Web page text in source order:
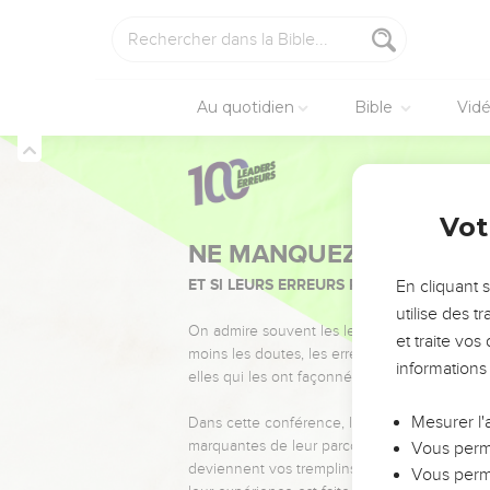
Au quotidien Bible
NE MANQUEZ PAS
ET SI LEURS ERREURS POUVAIENT VOUS
On admire souvent les leaders pour leurs
moins les doutes, les erreurs et les saisons
elles qui les ont façonnés.
Dans cette conférence, leaders,
marquantes de leur parcours et les clés
deviennent vos tremplins. Que vous
En cliquant
utilise des
et traite vos
Mesurer
Vous
Vous